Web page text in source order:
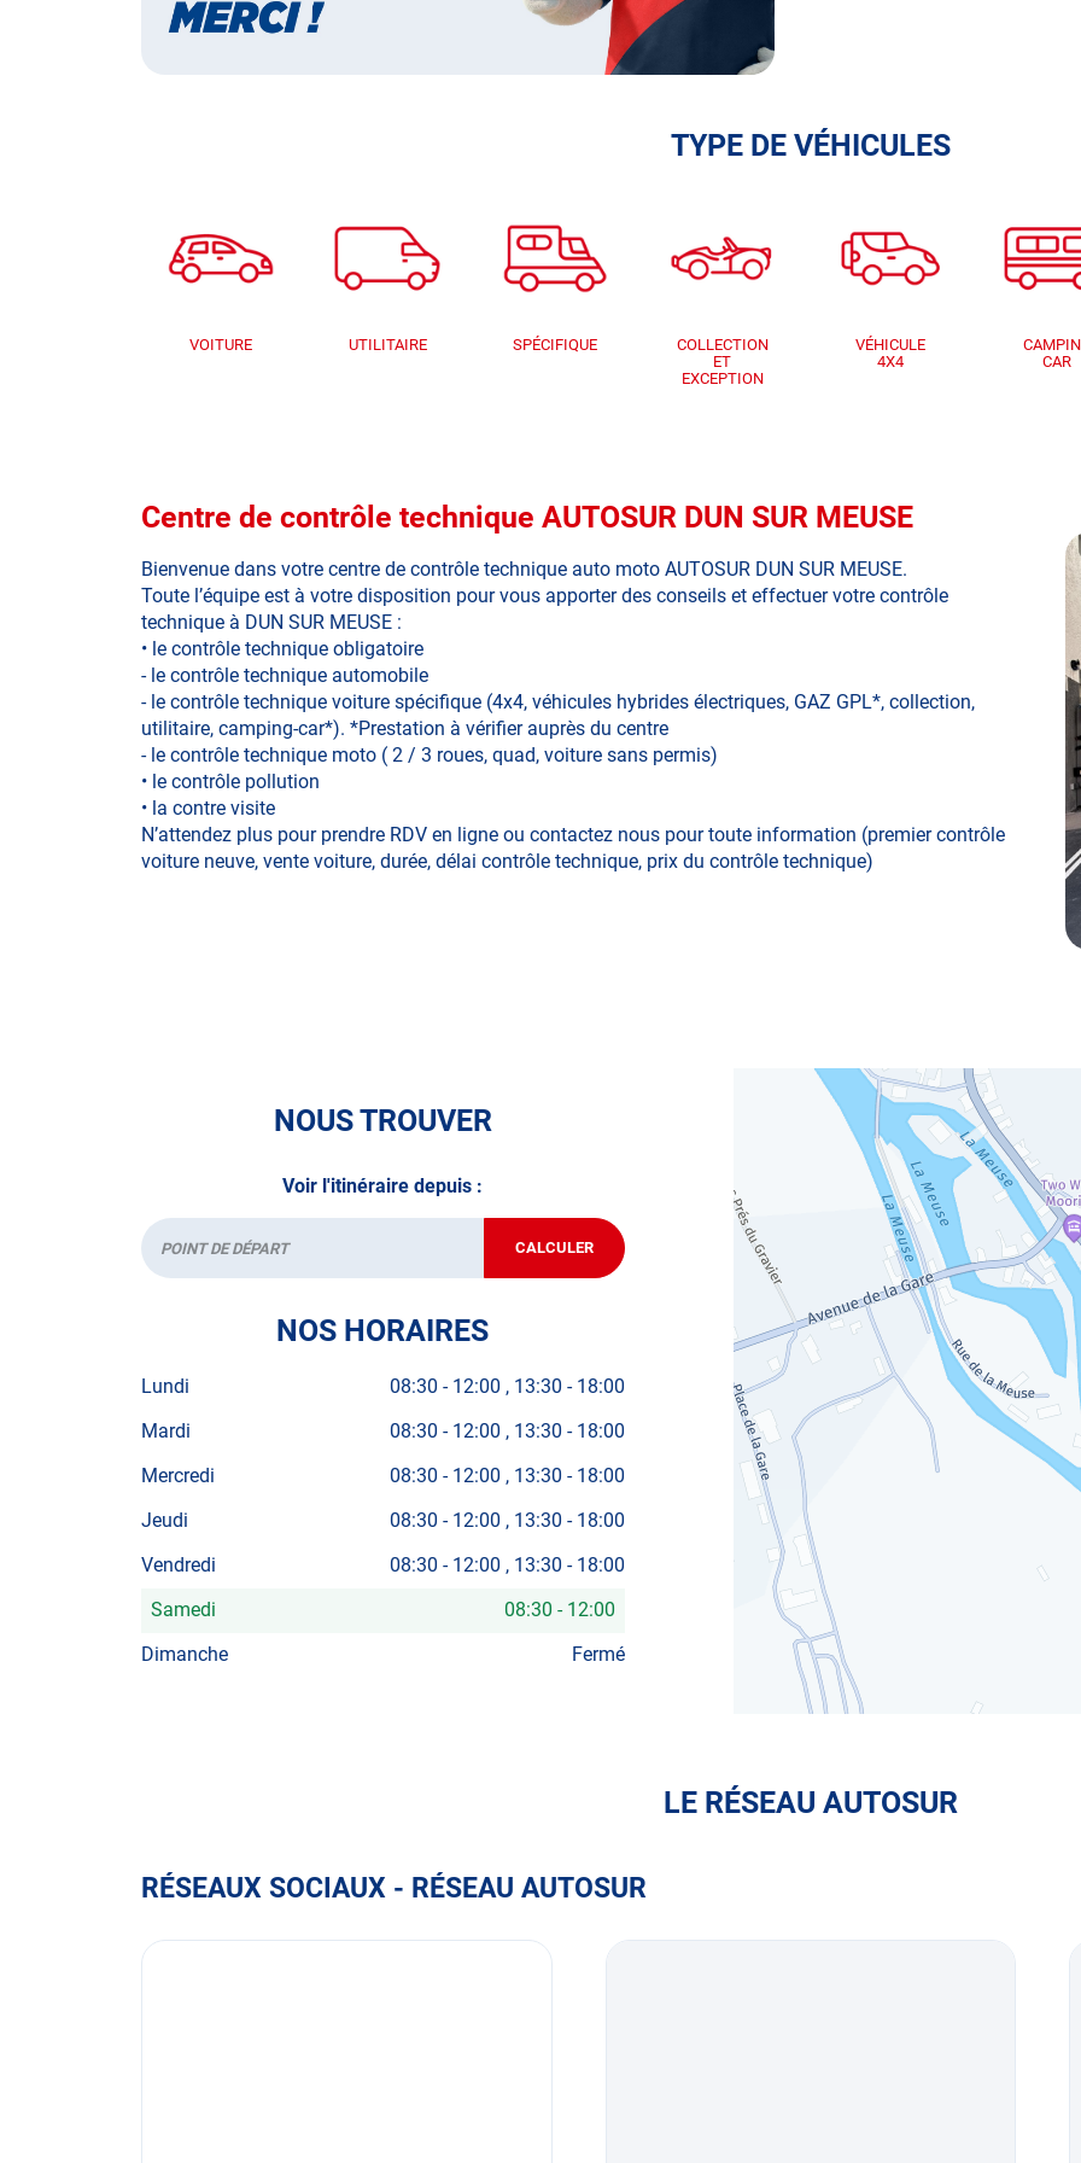
TYPE DE VÉHICULES
VOITURE UTILITAIRE SPÉCIFIQUE
COLLECTION
ET
EXCEPTION
VÉHICULE
4X4
CAR
Centre de contrôle technique AUTOSUR DUN SUR MEUSE
Bienvenue dans votre centre de contrôle technique auto moto AUTOSUR DUN SUR MEUSE.
Toute l’équipe est à votre disposition pour vous apporter des conseils et effectuer votre contrôle
technique à DUN SUR MEUSE :
• le contrôle technique obligatoire
- le contrôle technique automobile
- le contrôle technique voiture spécifique (4x4, véhicules hybrides électriques, GAZ GPL*, collection,
utilitaire, camping-car*). *Prestation à vérifier auprès du centre
- le contrôle technique moto ( 2 / 3 roues, quad, voiture sans permis)
• le contrôle pollution
• la contre visite
N’attendez plus pour prendre RDV en ligne ou contactez nous pour toute information (premier contrôle
voiture neuve, vente voiture, durée, délai contrôle technique, prix du contrôle technique)
NOUS TROUVER
Voir l'itinéraire depuis :
Départ CALCULER
JUSQU'AU
POINT
MEUSE
NOS HORAIRES
Lundi 08:30 - 12:00 13:30 - 18:00
Mardi
08:30 - 12:00 13:30 - 18:00
Mercredi
08:30 - 12:00 13:30 - 18:00
Jeudi
08:30 - 12:00 13:30 - 18:00
Vendredi
08:30 - 12:00 13:30 - 18:00
Horaires
d'ouverture
Samedi 08:30 - 12:00
Dimanche
Fermé
LE RÉSEAU AUTOSUR
RÉSEAUX SOCIAUX - RÉSEAU AUTOSUR